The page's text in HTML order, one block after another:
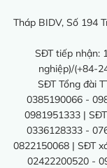
Tháp BIDV, Số 194
SĐT tiếp nhận:
nghiệp)/(+84-
SĐT Tổng đài
0385190066 -
0981951333 |
0336128333 -
0822150068 | SĐT
02422200520 -